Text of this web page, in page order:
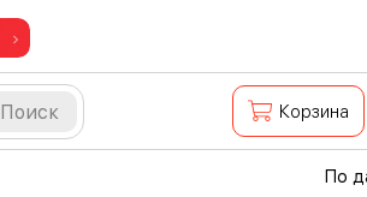
Поиск Корзина
По